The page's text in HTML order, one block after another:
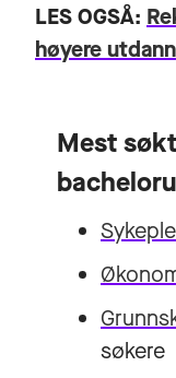
LES OGSÅ:
høyere
Mest
søkere